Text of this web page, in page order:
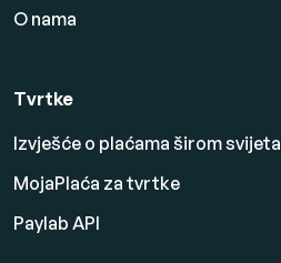
O nama
Tvrtke
Izvješće o plaćama širom svijeta
MojaPlaća za tvrtke
Paylab API